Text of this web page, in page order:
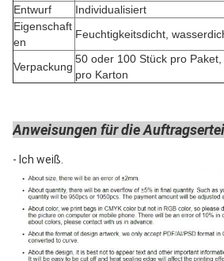
Entwurf
Individualisiert
Eigenschaft
en
Feuchtigkeitsdicht,
Verpackung
50 oder 100 Stück pro
pro Karton
Anweisungen für die
- Ich weiß.